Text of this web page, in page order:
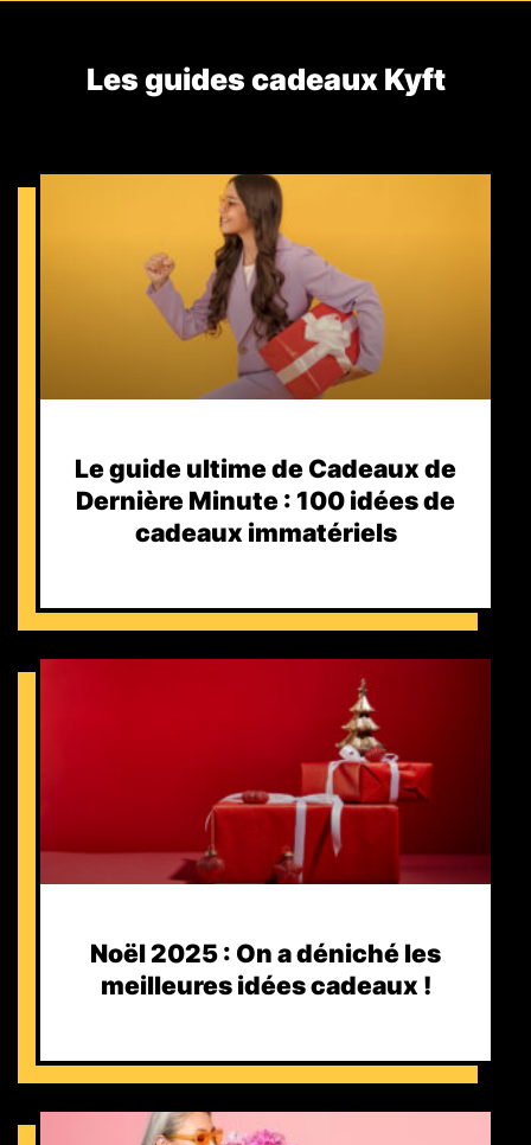
Les guides cadeaux Kyft​
Le guide ultime de Cadeaux de
Dernière Minute : 100 idées de
cadeaux immatériels
Noël 2025 : On a déniché les
meilleures idées cadeaux !